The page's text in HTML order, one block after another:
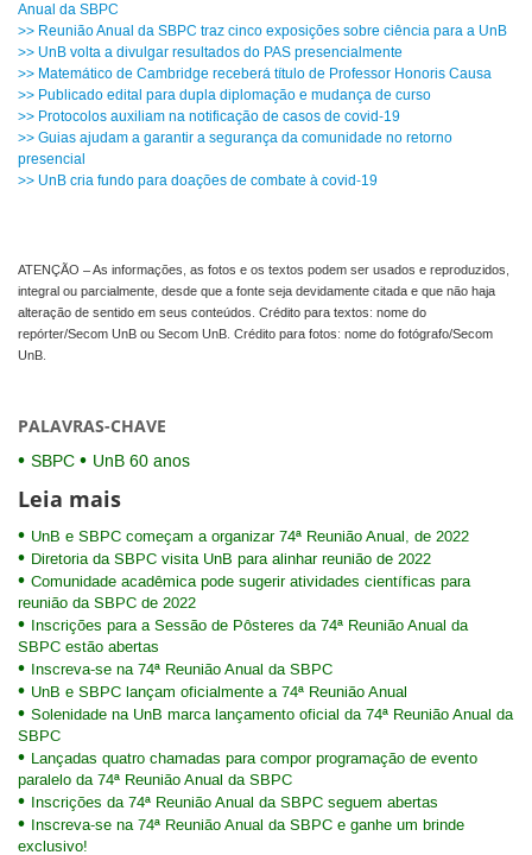
Anual da SBPC
>> Reunião Anual da SBPC traz cinco exposições sobre ciência para a UnB
>> UnB volta a divulgar resultados do PAS presencialmente
>> Matemático de Cambridge receberá título de Professor Honoris Causa
>> Publicado edital para dupla diplomação e mudança de curso
>> Protocolos auxiliam na notificação de casos de covid-19
>> Guias ajudam a garantir a segurança da comunidade no retorno
presencial
>> UnB cria fundo para doações de combate à covid-19
ATENÇÃO – As informações, as fotos e os textos podem ser usados e reproduzidos,
integral ou parcialmente, desde que a fonte seja devidamente citada e que não haja
alteração de sentido em seus conteúdos. Crédito para textos: nome do
repórter/Secom UnB ou Secom UnB. Crédito para fotos: nome do fotógrafo/Secom
UnB.
PALAVRAS-CHAVE
SBPC UnB 60 anos
Leia mais
UnB e SBPC começam a organizar 74ª Reunião Anual, de 2022
Diretoria da SBPC visita UnB para alinhar reunião de 2022
Comunidade acadêmica pode sugerir atividades científicas para
reunião da SBPC de 2022
Inscrições para a Sessão de Pôsteres da 74ª Reunião Anual da
SBPC estão abertas
Inscreva-se na 74ª Reunião Anual da SBPC
UnB e SBPC lançam oficialmente a 74ª Reunião Anual
Solenidade na UnB marca lançamento oficial da 74ª Reunião Anual da
SBPC
Lançadas quatro chamadas para compor programação de evento
paralelo da 74ª Reunião Anual da SBPC
Inscrições da 74ª Reunião Anual da SBPC seguem abertas
Inscreva-se na 74ª Reunião Anual da SBPC e ganhe um brinde
exclusivo!